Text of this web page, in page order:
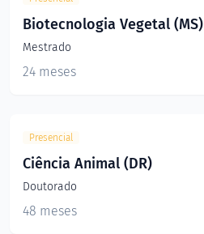
Biotecnologia Vegetal (MS)
Mestrado
24 meses
Presencial
Ciência Animal (DR)
Doutorado
48 meses